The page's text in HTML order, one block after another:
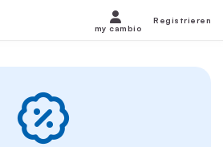
my cambio
Registrieren